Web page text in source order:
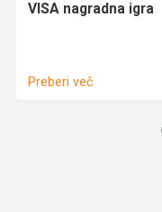
VISA nagradna igra
Preberi več